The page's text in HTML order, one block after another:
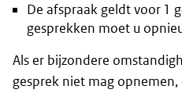
De afspraak geldt voor 1
gesprekken moet u
Als er bijzondere
gesprek niet mag